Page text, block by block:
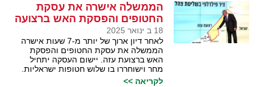
הממשלה אישרה את עסקת
החטופים והפסקת האש ברצועה
18 ב ינואר 2025
לאחר דיון ארוך של יותר מ-7 שעות אישרה
הממשלה את עסקת החטופים והפסקת
האש ברצועת עזה. יישום העסקה יתחיל
מחר וישוחררו בו שלוש חטופות ישראליות.
לקריאה >>